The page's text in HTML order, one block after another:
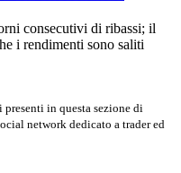
consecutivi di ribassi; il
i rendimenti sono saliti
in questa sezione di
network dedicato a trader ed